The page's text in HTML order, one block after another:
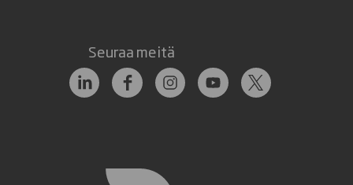
Seuraa meitä